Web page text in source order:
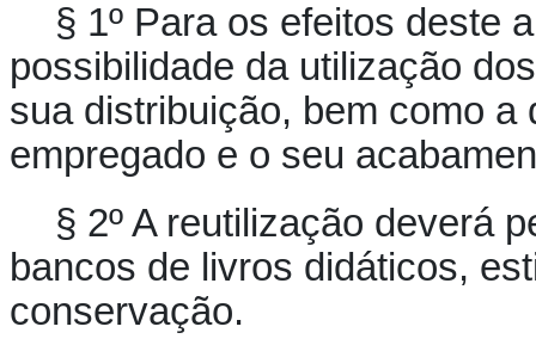
§ 1º Para os efeitos deste
possibilidade da utilização
sua distribuição, bem como
empregado e o seu
§ 2º A reutilização deverá
bancos de livros didáticos,
conservação.